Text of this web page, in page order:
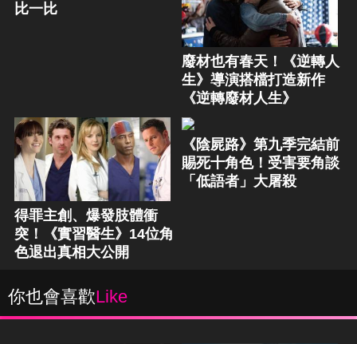
比一比
廢材也有春天！《逆轉人
生》導演搭檔打造新作
《逆轉廢材人生》
得罪主創、爆發肢體衝
突！《實習醫生》14位角
色退出真相大公開
《陰屍路》第九季完結前
賜死十角色！受害要角談
「低語者」大屠殺
你也會喜歡Like